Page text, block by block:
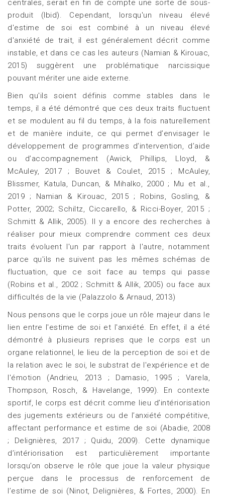
centrales, serait en fin de compte une sorte de sous-
produit (Ibid). Cependant, lorsqu'un niveau élevé
d'estime de soi est combiné à un niveau élevé
d'anxiété de trait, il est généralement décrit comme
instable, et dans ce cas les auteurs (Namian & Kirouac,
2015) suggèrent une problématique narcissique
pouvant mériter une aide externe.
Bien qu'ils soient définis comme stables dans le
temps, il a été démontré que ces deux traits fluctuent
et se modulent au fil du temps, à la fois naturellement
et de manière induite, ce qui permet d’envisager le
développement de programmes d’intervention, d’aide
ou d’accompagnement (Awick, Phillips, Lloyd, &
McAuley, 2017 ; Bouvet & Coulet, 2015 ; McAuley,
Blissmer, Katula, Duncan, & Mihalko, 2000 ; Mu et al.,
2019 ; Namian & Kirouac, 2015 ; Robins, Gosling, &
Potter, 2002; Schiltz, Ciccarello, & Ricci-Boyer, 2015 ;
Schmitt & Allik, 2005). ll y a encore des recherches à
réaliser pour mieux comprendre comment ces deux
traits évoluent l'un par rapport à l'autre, notamment
parce qu'ils ne suivent pas les mêmes schémas de
fluctuation, que ce soit face au temps qui passe
(Robins et al., 2002 ; Schmitt & Allik, 2005) ou face aux
difficultés de la vie (Palazzolo & Arnaud, 2013)
Nous pensons que le corps joue un rôle majeur dans le
lien entre l'estime de soi et l'anxiété. En effet, il a été
démontré à plusieurs reprises que le corps est un
organe relationnel, le lieu de la perception de soi et de
la relation avec le soi, le substrat de l'expérience et de
l'émotion (Andrieu, 2013 ; Damasio, 1995 ; Varela,
Thompson, Rosch, & Havelange, 1999). En contexte
sportif, le corps est décrit comme lieu d’intériorisation
des jugements extérieurs ou de l’anxiété compétitive,
affectant performance et estime de soi (Abadie, 2008
; Delignières, 2017 ; Quidu, 2009). Cette dynamique
d’intériorisation est particulièrement importante
lorsqu’on observe le rôle que joue la valeur physique
perçue dans le processus de renforcement de
l’estime de soi (Ninot, Delignières, & Fortes, 2000). En